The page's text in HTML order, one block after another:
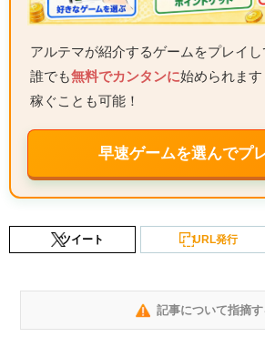
アルテマが紹介するゲームをプレイし
誰でも無料でカンタンに始められま
稼ぐことも可能！
早速ゲームを選んでプ
ツイート URL発行
記事について指摘す